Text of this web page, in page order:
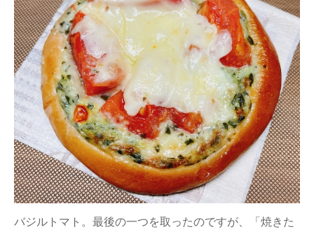
バジルトマト。最後の一つを取ったのですが、「焼きた